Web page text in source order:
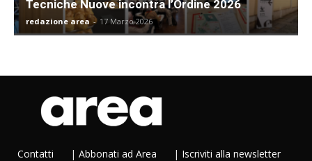
Tecniche Nuove incontra l’Ordine 2026
redazione area - 17 Marzo 2026
Contatti | Abbonati ad Area | Iscriviti alla newsletter